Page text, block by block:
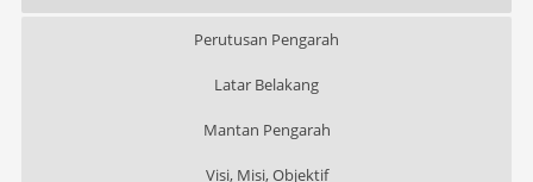
Perutusan Pengarah
Latar Belakang
Mantan Pengarah
Visi, Misi, Objektif